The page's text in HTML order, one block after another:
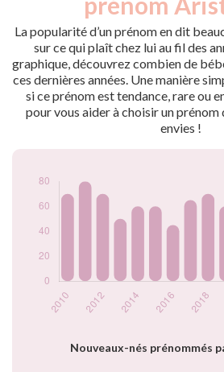
La popularité d’un prénom en dit
sur ce qui plaît chez lui au fil des
graphique, découvrez combien de
ces dernières années. Une manière
si ce prénom est tendance, rare ou
pour vous aider à choisir un prénom
envies !
Nouveaux-nés prénommés
Popularité du
2010
70
2011
80
2012
70
2013
50
2014
60
2015
60
2019
2020
2023
60